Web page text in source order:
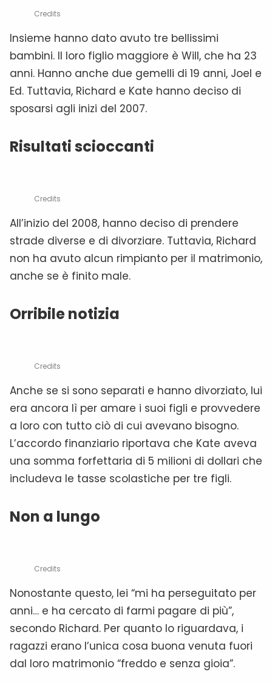
Credits
Insieme hanno dato avuto tre bellissimi
bambini. Il loro figlio maggiore è Will, che ha 23
anni. Hanno anche due gemelli di 19 anni, Joel e
Ed. Tuttavia, Richard e Kate hanno deciso di
sposarsi agli inizi del 2007.
Risultati scioccanti
Credits
All’inizio del 2008, hanno deciso di prendere
strade diverse e di divorziare. Tuttavia, Richard
non ha avuto alcun rimpianto per il matrimonio,
anche se è finito male.
Orribile notizia
Credits
Anche se si sono separati e hanno divorziato, lui
era ancora lì per amare i suoi figli e provvedere
a loro con tutto ciò di cui avevano bisogno.
L’accordo finanziario riportava che Kate aveva
una somma forfettaria di 5 milioni di dollari che
includeva le tasse scolastiche per tre figli.
Non a lungo
Credits
Nonostante questo, lei “mi ha perseguitato per
anni… e ha cercato di farmi pagare di più”,
secondo Richard. Per quanto lo riguardava, i
ragazzi erano l’unica cosa buona venuta fuori
dal loro matrimonio “freddo e senza gioia”.